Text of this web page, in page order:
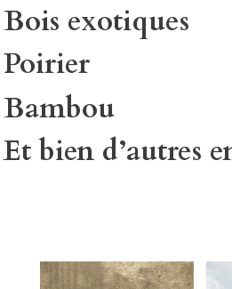
Bois exotiques
Poirier
Bambou
Et bien d’autres